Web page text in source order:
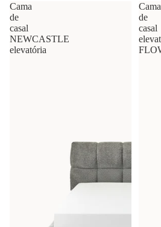
Cama
de
casal
NEWCASTLE
elevatória
Cama
de
casal